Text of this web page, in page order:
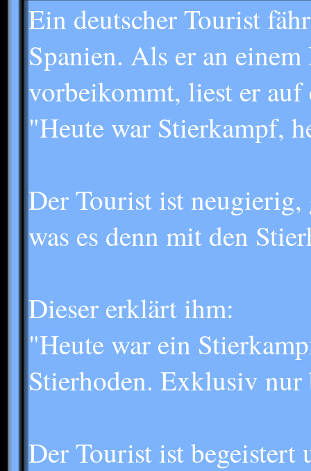
Ein deutscher Tourist
Spanien. Als er an einem
vorbeikommt, liest er
"Heute war Stierkampf,
Der Tourist ist
was es denn mit den
Dieser erklärt ihm:
"Heute war ein
Stierhoden. Exklusiv
Der Tourist ist begeistert